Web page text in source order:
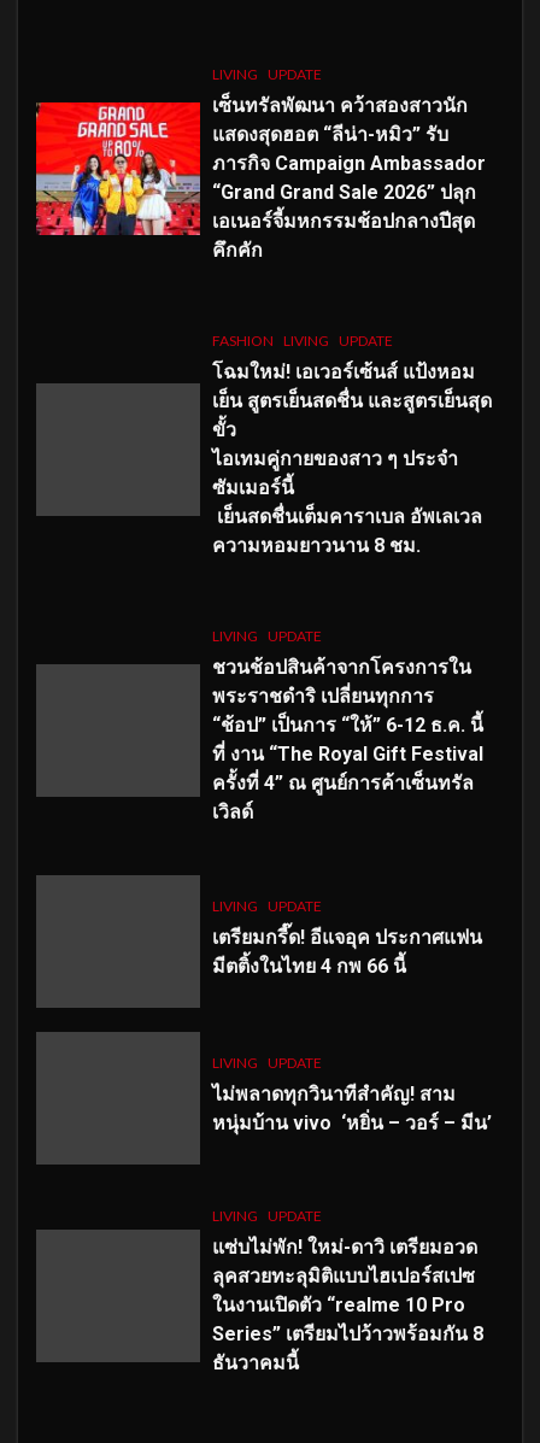
LIVING UPDATE
เซ็นทรัลพัฒนา คว้าสองสาวนัก
แสดงสุดฮอต “ลีน่า-หมิว” รับ
ภารกิจ Campaign Ambassador
“Grand Grand Sale 2026” ปลุก
เอเนอร์จี้มหกรรมช้อปกลางปีสุด
คึกคัก
FASHION LIVING UPDATE
โฉมใหม่! เอเวอร์เซ้นส์ แป้งหอม
เย็น สูตรเย็นสดชื่น และสูตรเย็นสุด
ขั้ว
ไอเทมคู่กายของสาว ๆ ประจำ
ซัมเมอร์นี้
เย็นสดชื่นเต็มคาราเบล อัพเลเวล
ความหอมยาวนาน 8 ชม.
LIVING UPDATE
ชวนช้อปสินค้าจากโครงการใน
พระราชดำริ เปลี่ยนทุกการ
“ช้อป” เป็นการ “ให้” 6-12 ธ.ค. นี้
ที่ งาน “The Royal Gift Festival
ครั้งที่ 4” ณ ศูนย์การค้าเซ็นทรัล
เวิลด์
LIVING UPDATE
เตรียมกรี๊ด! อีแจอุค ประกาศแฟน
มีตติ้งในไทย 4 กพ 66 นี้
LIVING UPDATE
ไม่พลาดทุกวินาทีสำคัญ! สาม
หนุ่มบ้าน vivo ‘หยิ่น – วอร์ – มีน’
LIVING UPDATE
แซ่บไม่พัก! ใหม่-ดาวิ เตรียมอวด
ลุคสวยทะลุมิติแบบไฮเปอร์สเปซ
ในงานเปิดตัว “realme 10 Pro
Series” เตรียมไปว้าวพร้อมกัน 8
ธันวาคมนี้